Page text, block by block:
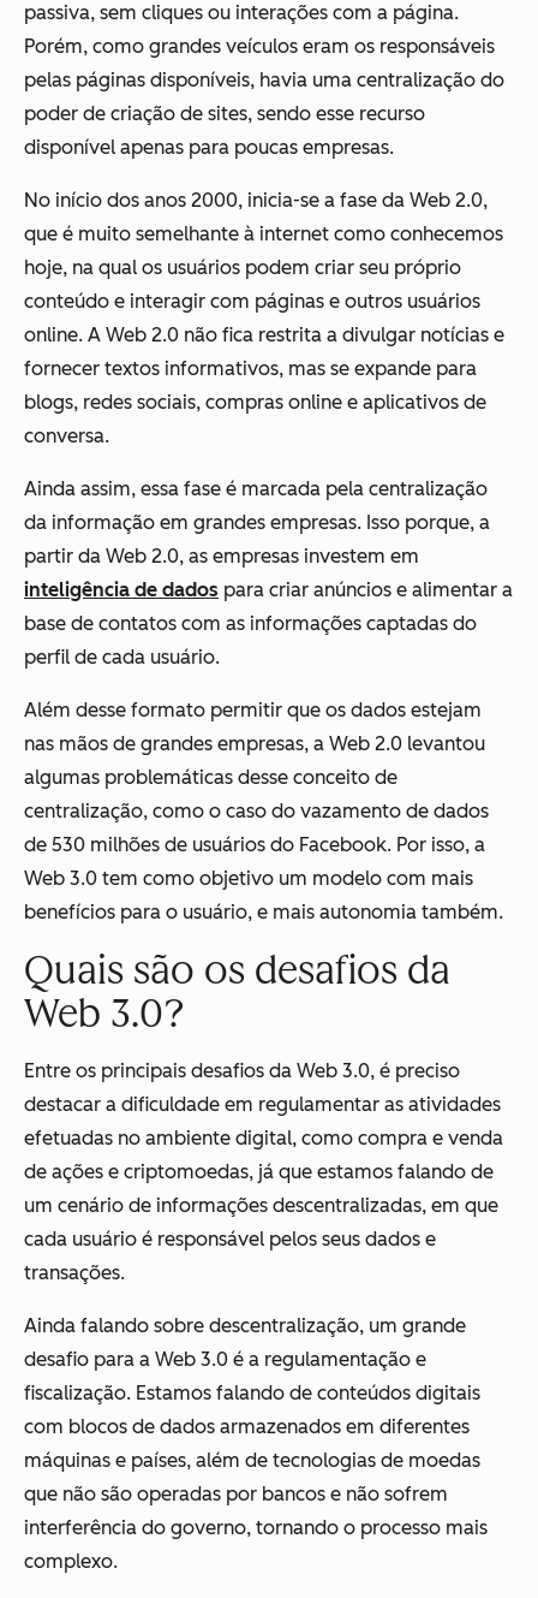
passiva, sem cliques ou interações com a página.
Porém, como grandes veículos eram os responsáveis
pelas páginas disponíveis, havia uma centralização do
poder de criação de sites, sendo esse recurso
disponível apenas para poucas empresas.
No início dos anos 2000, inicia-se a fase da Web 2.0,
que é muito semelhante à internet como conhecemos
hoje, na qual os usuários podem criar seu próprio
conteúdo e interagir com páginas e outros usuários
online. A Web 2.0 não fica restrita a divulgar notícias e
fornecer textos informativos, mas se expande para
blogs, redes sociais, compras online e aplicativos de
conversa.
Ainda assim, essa fase é marcada pela centralização
da informação em grandes empresas. Isso porque, a
partir da Web 2.0, as empresas investem em
inteligência de dados para criar anúncios e alimentar a
base de contatos com as informações captadas do
perfil de cada usuário.
Além desse formato permitir que os dados estejam
nas mãos de grandes empresas, a Web 2.0 levantou
algumas problemáticas desse conceito de
centralização, como o caso do vazamento de dados
de 530 milhões de usuários do Facebook. Por isso, a
Web 3.0 tem como objetivo um modelo com mais
benefícios para o usuário, e mais autonomia também.
Quais são os desafios da
Web 3.0?
Entre os principais desafios da Web 3.0, é preciso
destacar a dificuldade em regulamentar as atividades
efetuadas no ambiente digital, como compra e venda
de ações e criptomoedas, já que estamos falando de
um cenário de informações descentralizadas, em que
cada usuário é responsável pelos seus dados e
transações.
Ainda falando sobre descentralização, um grande
desafio para a Web 3.0 é a regulamentação e
fiscalização. Estamos falando de conteúdos digitais
com blocos de dados armazenados em diferentes
máquinas e países, além de tecnologias de moedas
que não são operadas por bancos e não sofrem
interferência do governo, tornando o processo mais
complexo.